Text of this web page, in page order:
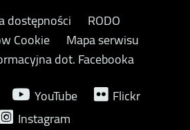
dostępności
RODO
Cookie
Mapa serwisu
dot. Facebooka
YouTube
Flickr
Instagram